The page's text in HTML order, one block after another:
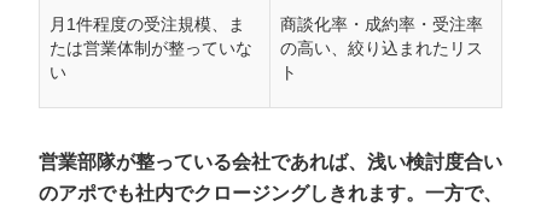
月1件程度の受注規模、ま
たは営業体制が整っていな
い
商談化率・成約率・受注率
の高い、絞り込まれたリス
ト
営業部隊が整っている会社であれば、浅い検討度合い
のアポでも社内でクロージングしきれます。一方で、